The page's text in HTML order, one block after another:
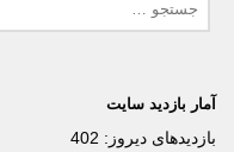
آمار بازدید سایت
بازدیدهای دیروز: 402